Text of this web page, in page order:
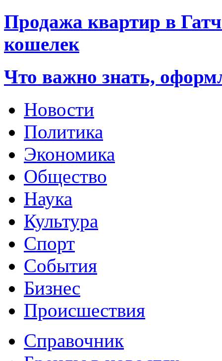
Продажа квартир в
кошелек
Что важно знать,
Новости
Политика
Экономика
Общество
Наука
Культура
Спорт
События
Бизнес
Происшествия
Справочник